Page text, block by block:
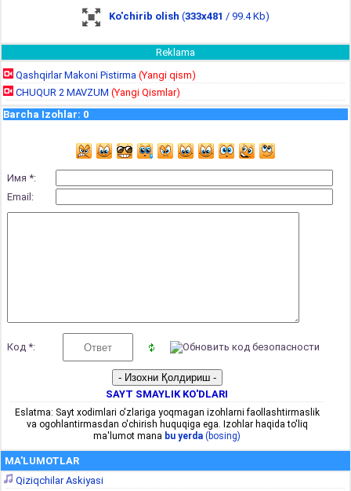
Ko'chirib olish (333x481 / 99.4 Kb)
Reklama
Qashqirlar Makoni Pistirma (Yangi qism)
CHUQUR 2 MAVZUM (Yangi Qismlar)
Barcha Izohlar: 0
Имя *:
Email:
Код *:
SAYT SMAYLIK KO'DLARI
Eslatma: Sayt xodimlari o'zlariga yoqmagan izohlarni faollashtirmaslik
va ogohlantirmasdan o'chirish huquqiga ega. Izohlar haqida to'liq
ma'lumot mana bu yerda (bosing)
MA'LUMOTLAR
Qiziqchilar Askiyasi